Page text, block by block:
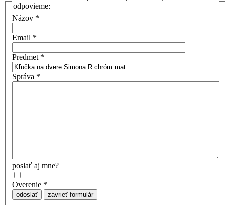
odpovieme:
Názov *
Email *
Predmet *
Správa *
poslať aj mne?
Overenie *
odoslať zavrieť formulár